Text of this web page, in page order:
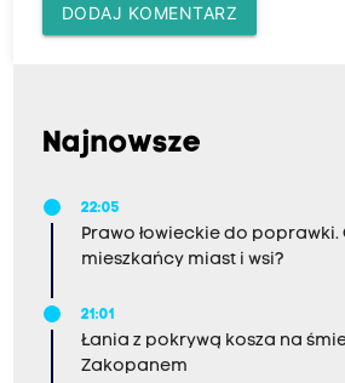
DODAJ KOMENTARZ
Najnowsze
22:05
Prawo łowieckie do
mieszkańcy miast i wsi?
21:01
Łania z pokrywą kosza na
Zakopanem